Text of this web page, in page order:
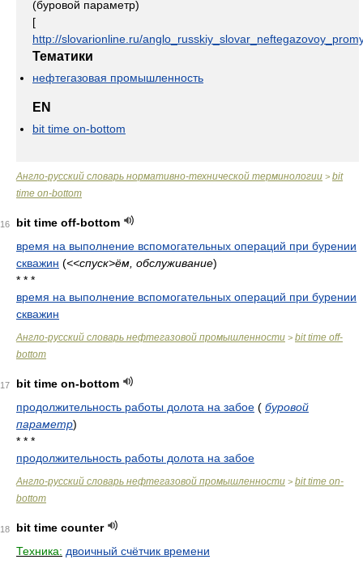
(буровой параметр)
[
http://slovarionline.ru/
Тематики
нефтегазовая промышленность
EN
bit time on-bottom
Англо-русский словарь нормативно-технической терминологии > bit
time on-bottom
16
bit time off-bottom
время на выполнение вспомогательных операций при бурении
скважин (<<спуск>ём, обслуживание)
* * *
время на выполнение вспомогательных операций при бурении
скважин
Англо-русский словарь нефтегазовой промышленности > bit time off-
bottom
17
bit time on-bottom
продолжительность работы долота на забое ( буровой
параметр)
* * *
продолжительность работы долота на забое
Англо-русский словарь нефтегазовой промышленности > bit time on-
bottom
18
bit time counter
Техника: двоичный счётчик времени